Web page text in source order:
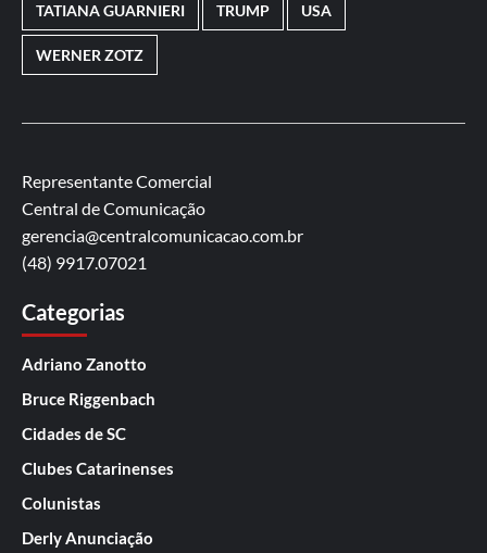
TATIANA GUARNIERI TRUMP USA
WERNER ZOTZ
Representante Comercial
Central de Comunicação
gerencia@centralcomunicacao.com.br
(48) 9917.07021
Categorias
Adriano Zanotto
Bruce Riggenbach
Cidades de SC
Clubes Catarinenses
Colunistas
Derly Anunciação